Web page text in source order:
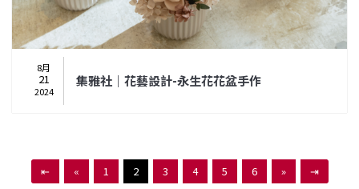
8月
21
2024
集雅社｜花藝設計-永⽣花花盆手作
⇤ « 1 2 3 4 5 6 » ⇥